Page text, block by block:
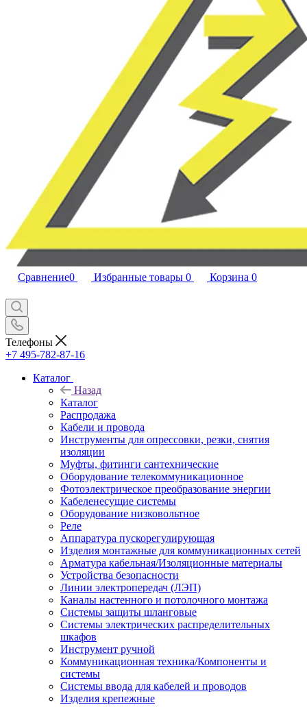
Сравнение0 Избранные товары 0 Корзина 0
Телефоны
+7 495-782-87-16
Каталог
Назад
Каталог
Распродажа
Кабели и провода
Инструменты для опрессовки, резки, снятия
изоляции
Муфты, фитинги сантехнические
Оборудование телекоммуникационное
Фотоэлектрическое преобразование энергии
Кабеленесущие системы
Оборудование низковольтное
Реле
Аппаратура пускорегулирующая
Изделия монтажные для коммуникационных сетей
Арматура кабельная/Изоляционные материалы
Устройства безопасности
Линии электропередач (ЛЭП)
Каналы настенного и потолочного монтажа
Системы защиты шланговые
Системы электрических распределительных
шкафов
Инструмент ручной
Коммуникационная техника/Компоненты и
системы
Системы ввода для кабелей и проводов
Изделия крепежные